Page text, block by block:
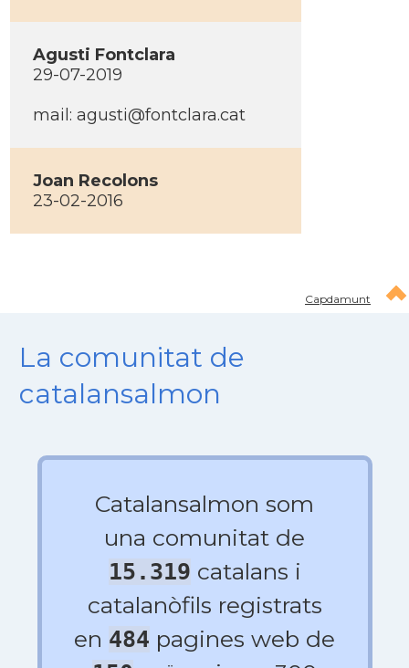
Agusti Fontclara
29-07-2019
mail: agusti@fontclara.cat
Joan Recolons
23-02-2016
Capdamunt
La comunitat de
catalansalmon
Catalansalmon som
una comunitat de
15.319 catalans i
catalanòfils registrats
en 484 pagines web de